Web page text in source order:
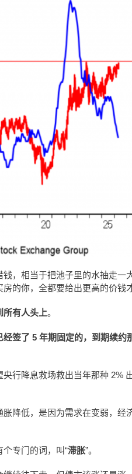
，相当于把池子里的水抽走一
的你，全都要给出更高的价钱
所有人头上。
经签了 5 年期固定的，到期续约
行降息救场救出当年那种 2%
降低，是因为需求在变弱，经
专门的词，叫“滞胀”。